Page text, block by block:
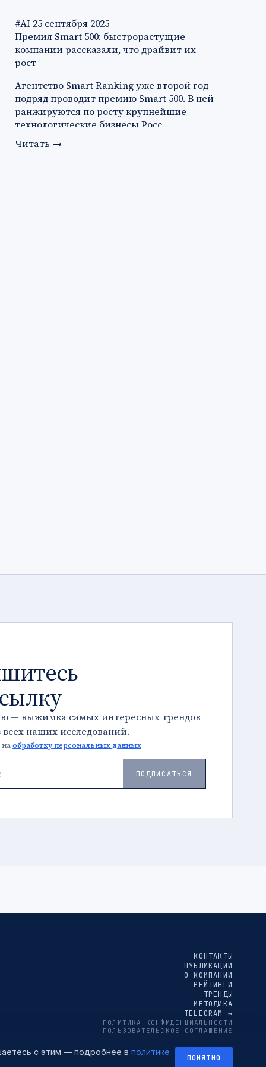
#AI 25 сентября 2025
Премия Smart 500: быстрорастущие
компании рассказали, что драйвит их
рост
Агентство Smart Ranking уже второй год
подряд проводит премию Smart 500. В ней
ранжируются по росту крупнейшие
технологические бизнесы Росс…
Читать →
— выжимка самых интересных трендов
наших исследований.
наобработку персональных данных
ПОДПИСАТЬСЯ
КОНТАКТЫ
ПУБЛИКАЦИИ
О КОМПАНИИ
РЕЙТИНГИ
ТРЕНДЫ
МЕТОДИКА
TELEGRAM →
ПОЛИТИКА КОНФИДЕНЦИАЛЬНОСТИ
ПОЛЬЗОВАТЕЛЬСКОЕ СОГЛАШЕНИЕ
с этим — подробнее в политике
ПОНЯТНО